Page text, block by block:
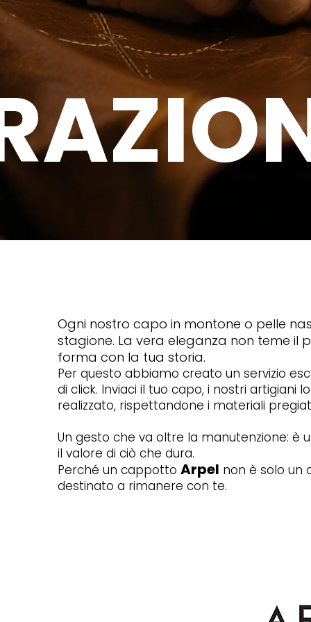
Ogni nostro capo in montone o pelle
stagione. La vera eleganza non teme il
forma con la tua storia.
Per questo abbiamo creato un servizio
di click. Inviaci il tuo capo, i nostri
realizzato, rispettandone i materiali
Un gesto che va oltre la manutenzione: è
il valore di ciò che dura.
Perché un cappotto Arpel non è solo un
destinato a rimanere con te.